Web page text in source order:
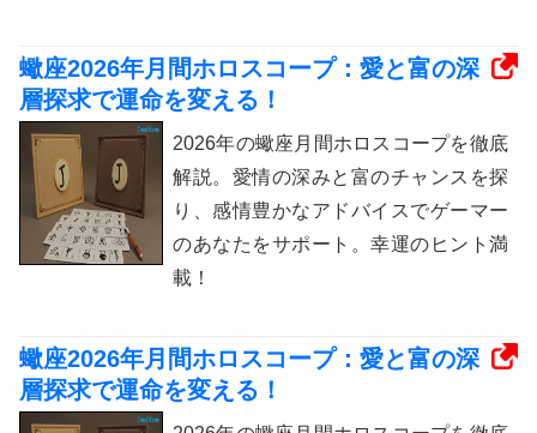
蠍座2026年月間ホロスコープ：愛と富の深
層探求で運命を変える！
2026年の蠍座月間ホロスコープを徹底
解説。愛情の深みと富のチャンスを探
り、感情豊かなアドバイスでゲーマー
のあなたをサポート。幸運のヒント満
載！
蠍座2026年月間ホロスコープ：愛と富の深
層探求で運命を変える！